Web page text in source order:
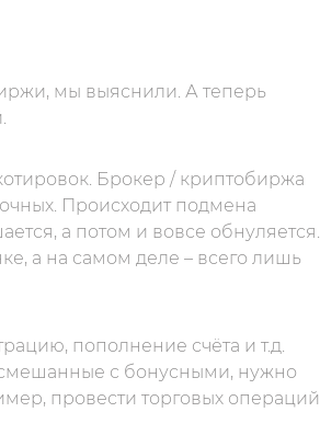
мы выяснили. А теперь
Брокер / криптобиржа
Происходит подмена
а потом и вовсе обнуляется.
а на самом деле – всего лишь
пополнение счёта и т.д.
смешанные с бонусными, нужно
провести торговых операций